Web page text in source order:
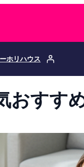
ホリハウス
おすす